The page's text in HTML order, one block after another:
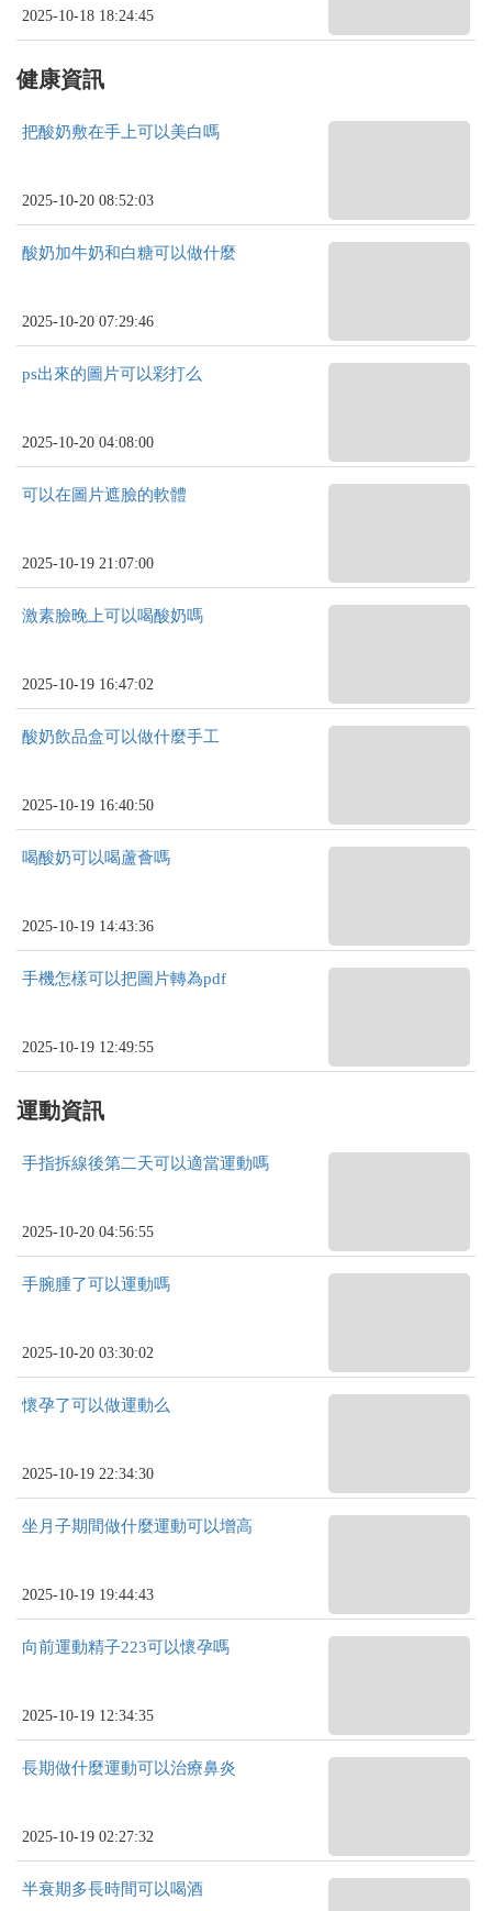
2025-10-18 18:24:45
健康資訊
把酸奶敷在手上可以美白嗎
2025-10-20 08:52:03
酸奶加牛奶和白糖可以做什麼
2025-10-20 07:29:46
ps出來的圖片可以彩打么
2025-10-20 04:08:00
可以在圖片遮臉的軟體
2025-10-19 21:07:00
激素臉晚上可以喝酸奶嗎
2025-10-19 16:47:02
酸奶飲品盒可以做什麼手工
2025-10-19 16:40:50
喝酸奶可以喝蘆薈嗎
2025-10-19 14:43:36
手機怎樣可以把圖片轉為pdf
2025-10-19 12:49:55
運動資訊
手指拆線後第二天可以適當運動嗎
2025-10-20 04:56:55
手腕腫了可以運動嗎
2025-10-20 03:30:02
懷孕了可以做運動么
2025-10-19 22:34:30
坐月子期間做什麼運動可以增高
2025-10-19 19:44:43
向前運動精子223可以懷孕嗎
2025-10-19 12:34:35
長期做什麼運動可以治療鼻炎
2025-10-19 02:27:32
半衰期多長時間可以喝酒